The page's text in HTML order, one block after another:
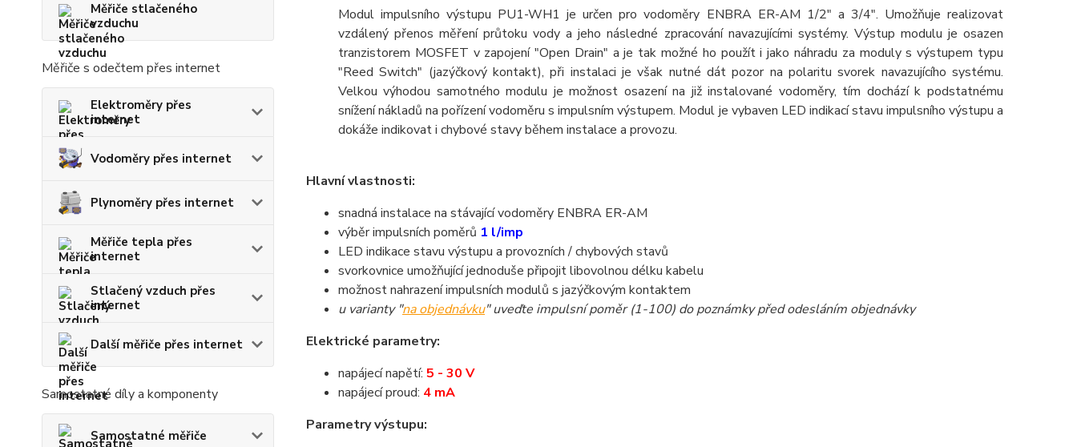
Měřiče stlačeného
vzduchu
Měřiče s odečtem přes internet
Elektroměry přes
internet
Vodoměry přes internet
Plynoměry přes internet
Měřiče tepla přes
internet
Stlačený vzduch přes
internet
Další měřiče přes internet
Samostatné díly a komponenty
Samostatné měřiče
Modul impulsního výstupu PU1-WH1 je určen pro vodoměry ENBRA ER-AM 1/2" a 3/4". Umožňuje realizovat
vzdálený přenos měření průtoku vody a jeho následné zpracování navazujícími systémy. Výstup modulu je osazen
tranzistorem MOSFET v zapojení "Open Drain" a je tak možné ho použít i jako náhradu za moduly s výstupem typu
"Reed Switch" (jazýčkový kontakt), při instalaci je však nutné dát pozor na polaritu svorek navazujícího systému.
Velkou výhodou samotného modulu je možnost osazení na již instalované vodoměry, tím dochází k podstatnému
snížení nákladů na pořízení vodoměru s impulsním výstupem. Modul je vybaven LED indikací stavu impulsního výstupu a
dokáže indikovat i chybové stavy během instalace a provozu.
Hlavní vlastnosti:
snadná instalace na stávající vodoměry ENBRA ER-AM
výběr impulsních poměrů 1 l/imp
LED indikace stavu výstupu a provozních / chybových stavů
svorkovnice umožňující jednoduše připojit libovolnou délku kabelu
možnost nahrazení impulsních modulů s jazýčkovým kontaktem
u varianty "na objednávku" uveďte impulsní poměr (1-100) do poznámky před odesláním objednávky
Elektrické parametry:
napájecí napětí: 5 - 30 V
napájecí proud: 4 mA
Parametry výstupu: